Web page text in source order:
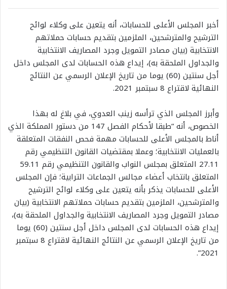
أخبر المجلس الأعلى للحسابات، أنه يتعين على وكلاء لوائح
الترشيح والمترشحين، الملزمين بتقديم حسابات حملاتهم
الانتخابية (بيان مصادر التمويل وجرد المصاريف الانتخابية
والجداول الملحقة به)، إيداع هذه الحسابات لدى المجلس داخل
أجل سنتين (60) يوما من تاريخ الإعلان الرسمي عن النتائج
النهائية لاقتراع 8 سبتمبر 2021.
وأبرز المجلس الذي ترأسه زينب العدوي، في بلاغ له بهذا
الخصوص، أنه “طبقا لأحكام الفصل 147 من دستور المملكة الذي
أناط بالمجلس الأعلى للحسابات مهمة فحص النفقات المتعلقة
بالعمليات الانتخابية؛ وعملا بمقتضيات القانون التنظيمي رقم
27.11 المتعلق بمجلس النواب والقانون التنظيمي رقم 59.11
المتعلق بانتخاب أعضاء مجالس الجماعات الترابية؛ فإن المجلس
الأعلى للحسابات يذكر بأنه يتعين على وكلاء لوائح الترشيح
والمترشحين، الملزمين بتقديم حسابات حملاتهم الانتخابية (بيان
مصادر التمويل وجرد المصاريف الانتخابية والجداول الملحقة به)،
إيداع هذه الحسابات لدى المجلس داخل أجل سنتين (60) يوما
من تاريخ الإعلان الرسمي عن النتائج النهائية لاقتراع 8 سبتمبر
2021”.